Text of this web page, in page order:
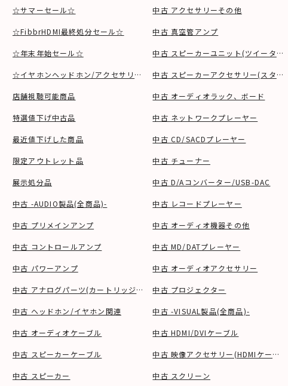
☆サマーセール☆
☆FibbrHDMI最終処分セール☆
☆年末年始セール☆
☆イヤホンヘッドホン/アクセサリSALE☆
店舗視聴可能商品
特選値下げ中古品
最近値下げした商品
限定アウトレット品
展示処分品
中古 -AUDIO製品(全商品)-
中古 プリメインアンプ
中古 コントロールアンプ
中古 パワーアンプ
中古 アナログパーツ(カートリッジ、シェル等)
中古 ヘッドホン/イヤホン関連
中古 オーディオケーブル
中古 スピーカーケーブル
中古 スピーカー
中古 アクセサリーその他
中古 真空管アンプ
中古 スピーカーユニット(ツイーター
中古 スピーカーアクセサリー(スタン
中古 オーディオラック、ボード
中古 ネットワークプレーヤー
中古 CD/SACDプレーヤー
中古 チューナー
中古 D/Aコンバーター/USB-DAC
中古 レコードプレーヤー
中古 オーディオ機器その他
中古 MD/DATプレーヤー
中古 オーディオアクセサリー
中古 プロジェクター
中古 -VISUAL製品(全商品)-
中古 HDMI/DVIケーブル
中古 映像アクセサリー(HDMIケーブ
中古 スクリーン